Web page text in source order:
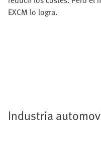
EXCM lo logra.
Industria